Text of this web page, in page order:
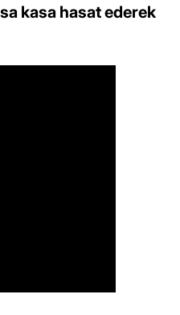
kasa hasat ederek